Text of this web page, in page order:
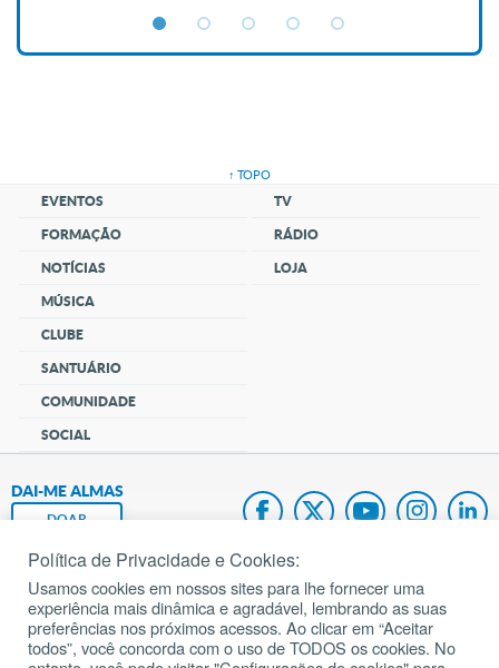
↑ TOPO
EVENTOS
FORMAÇÃO
NOTÍCIAS
MÚSICA
CLUBE
SANTUÁRIO
COMUNIDADE
SOCIAL
TV
RÁDIO
LOJA
DAI-ME ALMAS
DOAR
Fundação João Paulo II
Pedido de Oração
Mapa do site
Política de Privacidade e Cookies:
Usamos cookies em nossos sites para lhe fornecer uma
experiência mais dinâmica e agradável, lembrando as suas
preferências nos próximos acessos. Ao clicar em “Aceitar
todos”, você concorda com o uso de TODOS os cookies. No